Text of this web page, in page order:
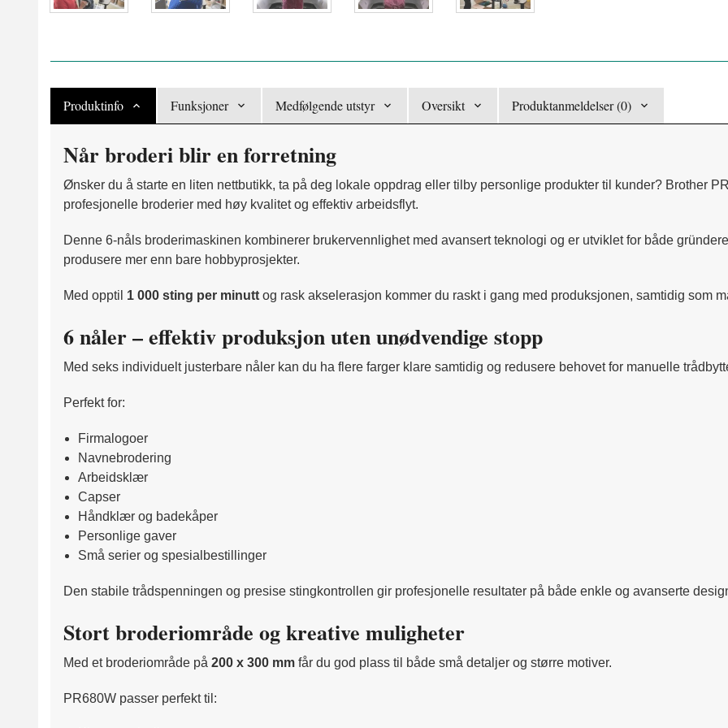
Produktinfo Funksjoner Medfølgende utstyr Oversikt Produktanmeldelser (0)
Når broderi blir en forretning
Ønsker du å starte en liten nettbutikk, ta på deg lokale oppdrag eller tilby personlige produkter til kunder? Brother
profesjonelle broderier med høy kvalitet og effektiv arbeidsflyt.
Denne 6-nåls broderimaskinen kombinerer brukervennlighet med avansert teknologi og er utviklet for både
produsere mer enn bare hobbyprosjekter.
Med opptil 1 000 sting per minutt og rask akselerasjon kommer du raskt i gang med produksjonen, samtidig som
6 nåler – effektiv produksjon uten unødvendige stopp
Med seks individuelt justerbare nåler kan du ha flere farger klare samtidig og redusere behovet for manuelle
Perfekt for:
Firmalogoer
Navnebrodering
Arbeidsklær
Capser
Håndklær og badekåper
Personlige gaver
Små serier og spesialbestillinger
Den stabile trådspenningen og presise stingkontrollen gir profesjonelle resultater på både enkle og avanserte
Stort broderiområde og kreative muligheter
Med et broderiområde på 200 x 300 mm får du god plass til både små detaljer og større motiver.
PR680W passer perfekt til: